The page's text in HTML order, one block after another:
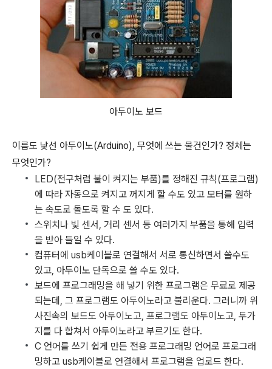
아두이노 보드
이름도 낯선 아두이노(Arduino), 무엇에 쓰는 물건인가? 정체는
무엇인가?
LED(전구처럼 불이 켜지는 부품)를 정해진 규칙(프로그램)
에 따라 자동으로 켜지고 꺼지게 할 수도 있고 모터를 원하
는 속도로 돌도록 할 수 도 있다.
스위치나 빛 센서, 거리 센서 등 여러가지 부품을 통해 입력
을 받아 들일 수 있다.
컴퓨터에 usb케이블로 연결해서 서로 통신하면서 쓸수도
있고, 아두이노 단독으로 쓸 수도 있다.
보드에 프로그래밍을 해 넣기 위한 프로그램은 무료로 제공
되는데, 그 프로그램도 아두이노라고 불리운다. 그러니까 위
사진속의 보드도 아두이노고, 프로그램도 아두이노고, 두가
지를 다 합쳐서 아두이노라고 부르기도 한다.
C 언어를 쓰기 쉽게 만든 전용 프로그래밍 언어로 프로그래
밍하고 usb케이블로 연결해서 프로그램을 업로드 한다.